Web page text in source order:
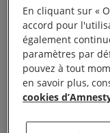
entreprises
leurs nouvelles
restent
loi, et mobilisées
d’entraînement
l’adoption de
niveau
En cliquant sur «
accord pour
également
paramètres par
pouvez à tout
en savoir plus,
cookies